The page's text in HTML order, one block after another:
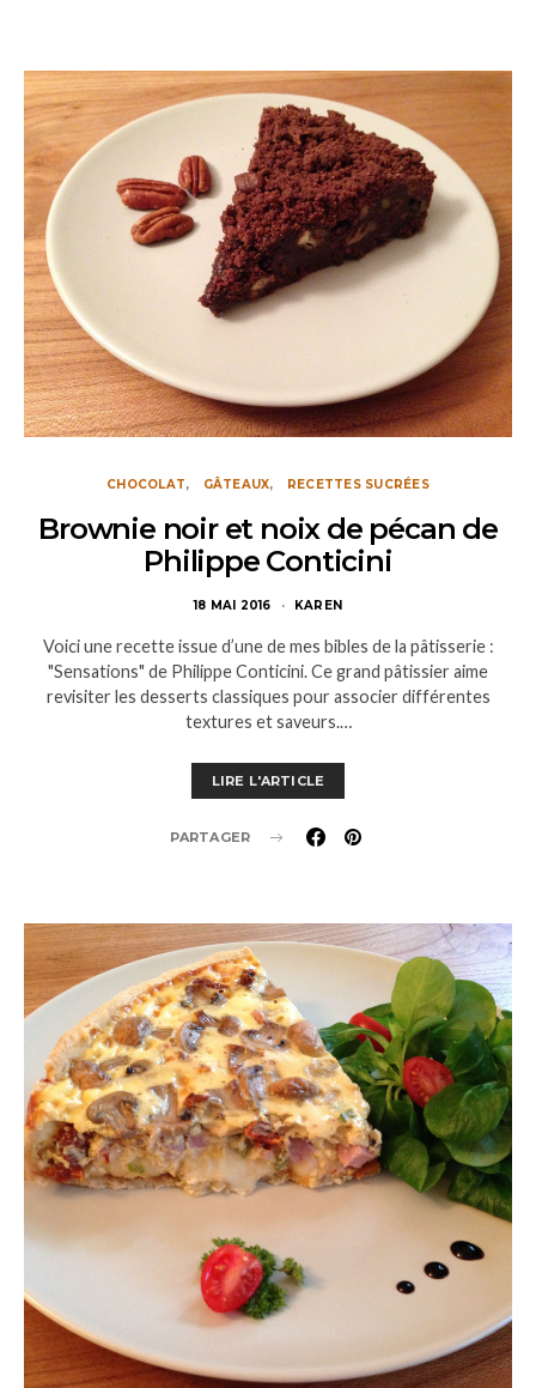
CHOCOLAT GÂTEAUX RECETTES SUCRÉES
Brownie noir et noix de pécan de
Philippe Conticini
18 MAI 2016 KAREN
Voici une recette issue d’une de mes bibles de la pâtisserie :
"Sensations" de Philippe Conticini. Ce grand pâtissier aime
revisiter les desserts classiques pour associer différentes
textures et saveurs.…
LIRE L'ARTICLE
PARTAGER